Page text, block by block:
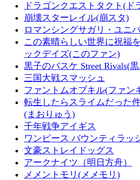
ドラゴンクエストタクト(ド
崩壊スターレイル(崩スタ)
ロマンシングサガリ・ユニ
この素晴らしい世界に祝福
ックデイズ(このファン)
黒子のバスケ Street Rivals(
三国大戦スマッシュ
ファントムオブキル(ファン
転生したらスライムだった
(まおりゅう)
千年戦争アイギス
ワンピース バウンティラッ
文豪ストレイドッグス
アークナイツ（明日方舟）
メメントモリ(メメモリ)